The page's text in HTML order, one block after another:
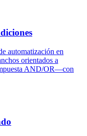
automatización en
orientados a
AND/OR—con